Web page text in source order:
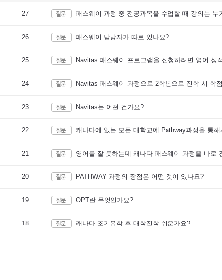
27 패스웨이 과정 중 전공과목을 수업할 때 강의는 누
26 패스웨이 담당자가 따로 있나요?
25 Navitas 패스웨이 프로그램을 신청하려면 영어 성
24 Navitas 패스웨이 과정으로 2학년으로 진학 시 학
23 Navitas는 어떤 건가요?
22 캐나다에 있는 모든 대학교에 Pathway과정을 통
21 영어를 잘 못하는데 캐나다 패스웨이 과정을 바로
20 PATHWAY 과정의 장점은 어떤 것이 있나요?
19 OPT란 무엇인가요?
18 캐나다 조기유학 후 대학진학 쉬운가요?